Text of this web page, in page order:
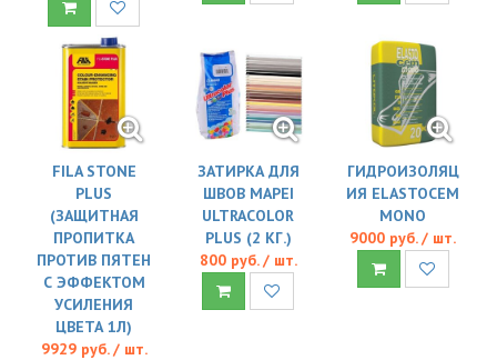
FILA STONE
PLUS
(ЗАЩИТНАЯ
ПРОПИТКА
ПРОТИВ ПЯТЕН
С ЭФФЕКТОМ
УСИЛЕНИЯ
ЦВЕТА 1Л)
9929 руб. / шт.
ЗАТИРКА ДЛЯ
ШВОВ MAPEI
ULTRACOLOR
PLUS (2 КГ.)
800 руб. / шт.
ГИДРОИЗОЛЯЦ
ИЯ ELASTOCEM
MONO
9000 руб. / шт.